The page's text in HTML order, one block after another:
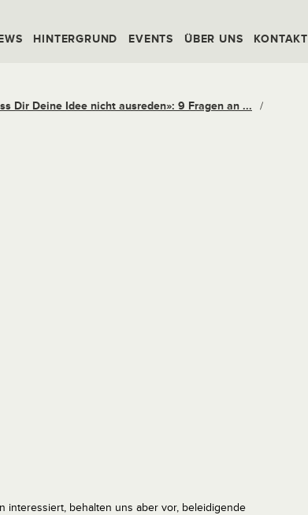
HINTERGRUND EVENTS ÜBER UNS KONTAKT
Dir Deine Idee nicht ausreden»: 9 Fragen an ...
/
interessiert, behalten uns aber vor, beleidigende